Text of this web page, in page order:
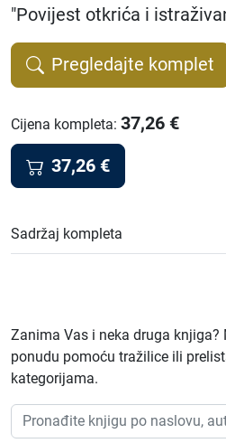
"Povijest otkrića i
Pregledajte komplet
Cijena kompleta: 37,26 €
37,26 €
Sadržaj kompleta
Zanima Vas i neka druga knjiga?
ponudu pomoću tražilice ili
kategorijama.